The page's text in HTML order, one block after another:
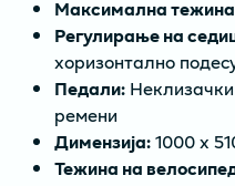
Максимална
Регулирање на
хоризонтално
Педали:
ремени
Димензија:1000 х
Тежина на